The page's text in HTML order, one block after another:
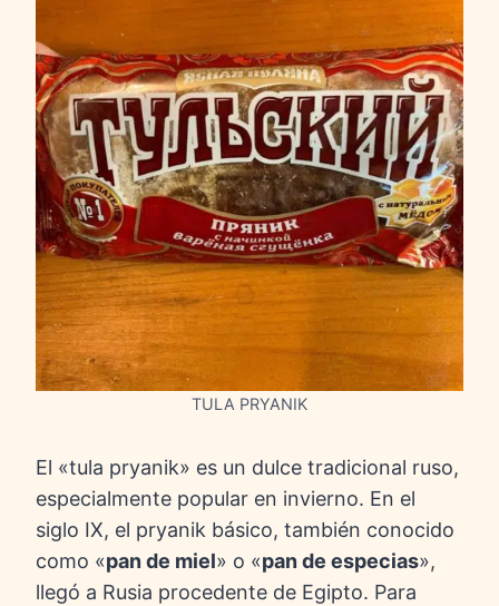
TULA PRYANIK
El «tula pryanik» es un dulce tradicional ruso,
especialmente popular en invierno. En el
siglo IX, el pryanik básico, también conocido
como «pan de miel» o «pan de especias»,
llegó a Rusia procedente de Egipto. Para